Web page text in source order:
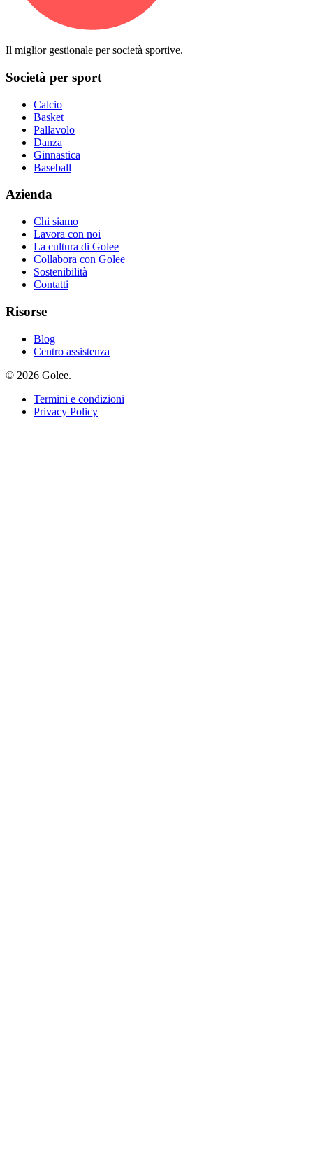
Il miglior gestionale per società sportive.
Società per sport
Calcio
Basket
Pallavolo
Danza
Ginnastica
Baseball
Azienda
Chi siamo
Lavora con noi
La cultura di Golee
Collabora con Golee
Sostenibilità
Contatti
Risorse
Blog
Centro assistenza
© 2026 Golee.
Termini e condizioni
Privacy Policy